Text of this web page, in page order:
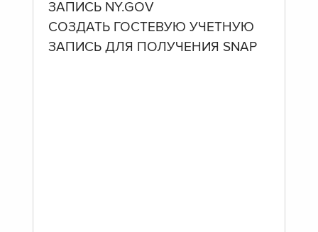
ЗАПИСЬ NY.GOV
СОЗДАТЬ ГОСТЕВУЮ УЧЕТНУЮ
ЗАПИСЬ ДЛЯ ПОЛУЧЕНИЯ SNAP